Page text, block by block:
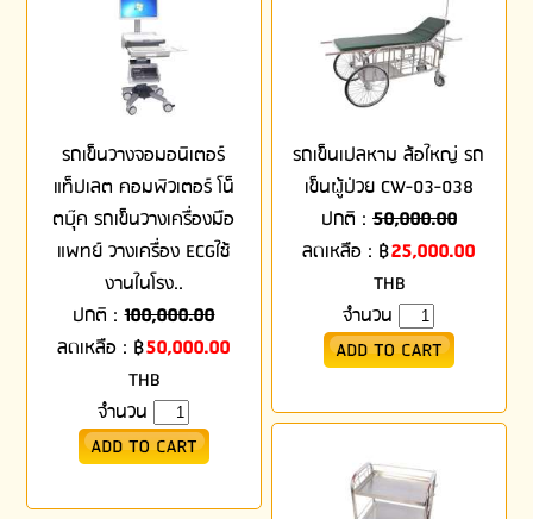
รถเข็นวางจอมอนิเตอร์
แท็ปเลต คอมพิวเตอร์ โน็
ตบุ๊ค รถเข็นวางเครื่องมือ
แพทย์ วางเครื่อง ECGใช้
งานในโรง..
ปกติ :100,000.00
ลดเหลือ : ฿50,000.00
THB
จำนวน
รถเข็นเปลหาม ล้อใหญ่ รถ
เข็นผู้ป่วย CW-03-038
ปกติ : 50,000.00
ลดเหลือ : ฿25,000.00
THB
จำนวน